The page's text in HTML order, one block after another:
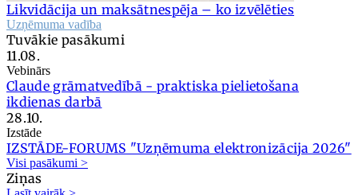
Likvidācija un maksātnespēja – ko izvēlēties
Uzņēmuma vadība
Tuvākie pasākumi
11.08.
Vebinārs
Claude grāmatvedībā - praktiska pielietošana
ikdienas darbā
28.10.
Izstāde
IZSTĀDE-FORUMS "Uzņēmuma elektronizācija 2026"
Visi pasākumi >
Ziņas